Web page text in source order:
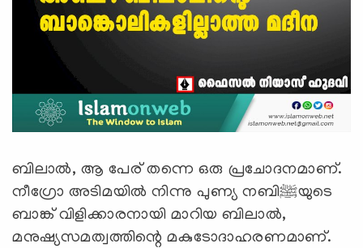
ബിലാല്‍, ആ പേര് തന്നെ ഒരു പ്രചോദനമാണ്.
നീഗ്രോ അടിമയില്‍ നിന്നു പുണ്യ നബിﷺയുടെ
ബാങ്ക് വിളിക്കാരനായി മാറിയ ബിലാല്‍,
മനുഷ്യസമത്വത്തിന്റെ മകുടോദാഹരണമാണ്.